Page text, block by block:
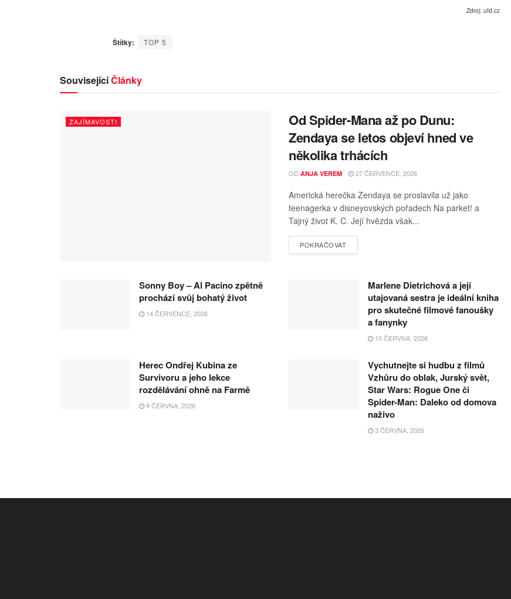
Zdroj: ufd.cz
Štítky: TOP 5
SouvisejícíČlánky
ZAJÍMAVOSTI
Od Spider-Mana až po Dunu:
Zendaya se letos objeví hned ve
několika trhácích
OD ANJA VEREM 27 ČERVENCE, 2026
Americká herečka Zendaya se proslavila už jako
teenagerka v disneyovských pořadech Na parket! a
Tajný život K. C. Její hvězda však...
POKRAČOVAT
Sonny Boy – Al Pacino zpětně
prochází svůj bohatý život
14 ČERVENCE, 2026
Marlene Dietrichová a její
utajovaná sestra je ideální kniha
pro skutečné filmové fanoušky
a fanynky
10 ČERVNA, 2026
Herec Ondřej Kubina ze
Survivoru a jeho lekce
rozdělávání ohně na Farmě
9 ČERVNA, 2026
Vychutnejte si hudbu z filmů
Vzhůru do oblak, Jurský svět,
Star Wars: Rogue One či
Spider-Man: Daleko od domova
naživo
3 ČERVNA, 2026